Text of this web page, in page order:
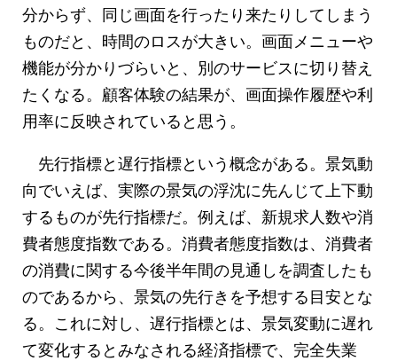
分からず、同じ画面を行ったり来たりしてしまう
ものだと、時間のロスが大きい。画面メニューや
機能が分かりづらいと、別のサービスに切り替え
たくなる。顧客体験の結果が、画面操作履歴や利
用率に反映されていると思う。
先行指標と遅行指標という概念がある。景気動
向でいえば、実際の景気の浮沈に先んじて上下動
するものが先行指標だ。例えば、新規求人数や消
費者態度指数である。消費者態度指数は、消費者
の消費に関する今後半年間の見通しを調査したも
のであるから、景気の先行きを予想する目安とな
る。これに対し、遅行指標とは、景気変動に遅れ
て変化するとみなされる経済指標で、完全失業